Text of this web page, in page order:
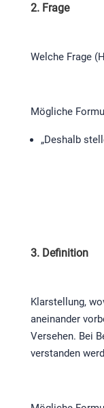
2. Frage
Welche Frage
Mögliche
„Deshalb
3. Definition
Klarstellung,
aneinander
Versehen. Bei
verstanden